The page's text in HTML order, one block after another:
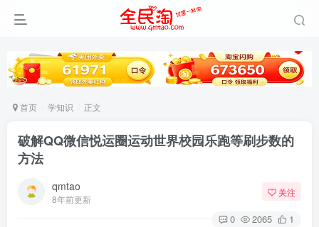
首页 学知识 正文
破解QQ微信悦运圈运动世界校园乐跑等刷步数的
方法
qmtao
8年前更新
关注
0 2065 1